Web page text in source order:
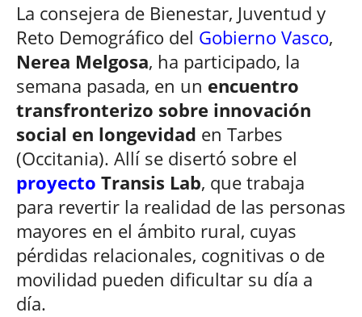
La consejera de Bienestar, Juventud y
Reto Demográfico del Gobierno Vasco,
Nerea Melgosa, ha participado, la
semana pasada, en un encuentro
transfronterizo sobre innovación
social en longevidad en Tarbes
(Occitania). Allí se disertó sobre el
proyecto Transis Lab, que trabaja
para revertir la realidad de las personas
mayores en el ámbito rural, cuyas
pérdidas relacionales, cognitivas o de
movilidad pueden dificultar su día a
día.